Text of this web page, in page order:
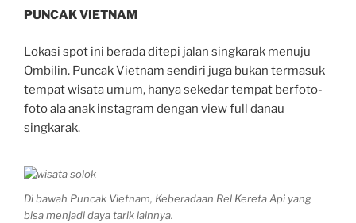
PUNCAK VIETNAM
Lokasi spot ini berada ditepi jalan singkarak menuju
Ombilin. Puncak Vietnam sendiri juga bukan termasuk
tempat wisata umum, hanya sekedar tempat berfoto-
foto ala anak instagram dengan view full danau
singkarak.
Di bawah Puncak Vietnam, Keberadaan Rel Kereta Api yang
bisa menjadi daya tarik lainnya.